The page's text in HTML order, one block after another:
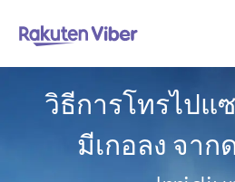
วิธีการโทรไปแ
มีเกอลง จาก